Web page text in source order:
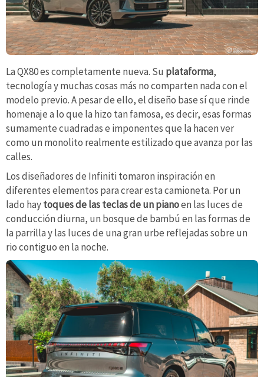
La QX80 es completamente nueva. Su plataforma,
tecnología y muchas cosas más no comparten nada con el
modelo previo. A pesar de ello, el diseño base sí que rinde
homenaje a lo que la hizo tan famosa, es decir, esas formas
sumamente cuadradas e imponentes que la hacen ver
como un monolito realmente estilizado que avanza por las
calles.
Los diseñadores de Infiniti tomaron inspiración en
diferentes elementos para crear esta camioneta. Por un
lado haytoques de las teclas de un pianoen las luces de
conducción diurna, un bosque de bambú en las formas de
la parrilla y las luces de una gran urbe reflejadas sobre un
rio contiguo en la noche.